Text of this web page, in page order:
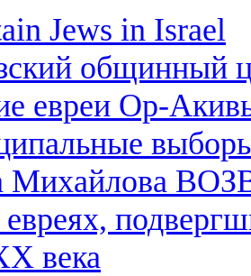
Jews in Israel
общинный
евреи Ор-
Михайлова
евреях,
века